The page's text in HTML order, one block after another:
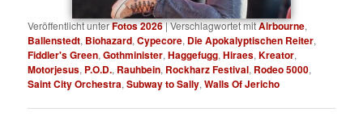
Veröffentlicht unterFotos 2026|Verschlagwortet mitAirbourne,
Ballenstedt, Biohazard,Cypecore, Die Apokalyptischen Reiter,
Fiddler's Green,Gothminister,Haggefugg,Hiraes,Kreator,
Motorjesus, P.O.D., Rauhbein, Rockharz Festival, Rodeo 5000,
Saint City Orchestra,Subway to Sally,Walls Of Jericho